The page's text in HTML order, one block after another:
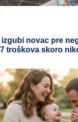
novac pre
troškova skoro